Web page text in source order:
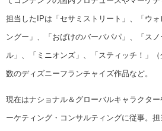
担当したIPは「セサミストリート」、「ウ
ングー」、「おばけのバーバパパ」、「ス
ル」、「ミニオンズ」、「スティッチ！」
数のディズニーフランチャイズ作品など。
現在はナショナル＆グローバルキャラクタ
ーケティング・コンサルティングに従事。担